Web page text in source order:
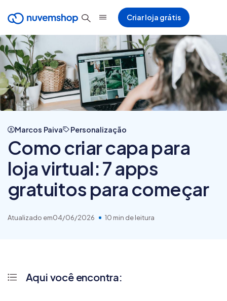
Criar loja grátis
Marcos Paiva Personalização
Como criar capa para
loja virtual: 7 apps
gratuitos para começar
Atualizado em04/06/2026 10 min de leitura
Aqui você encontra: